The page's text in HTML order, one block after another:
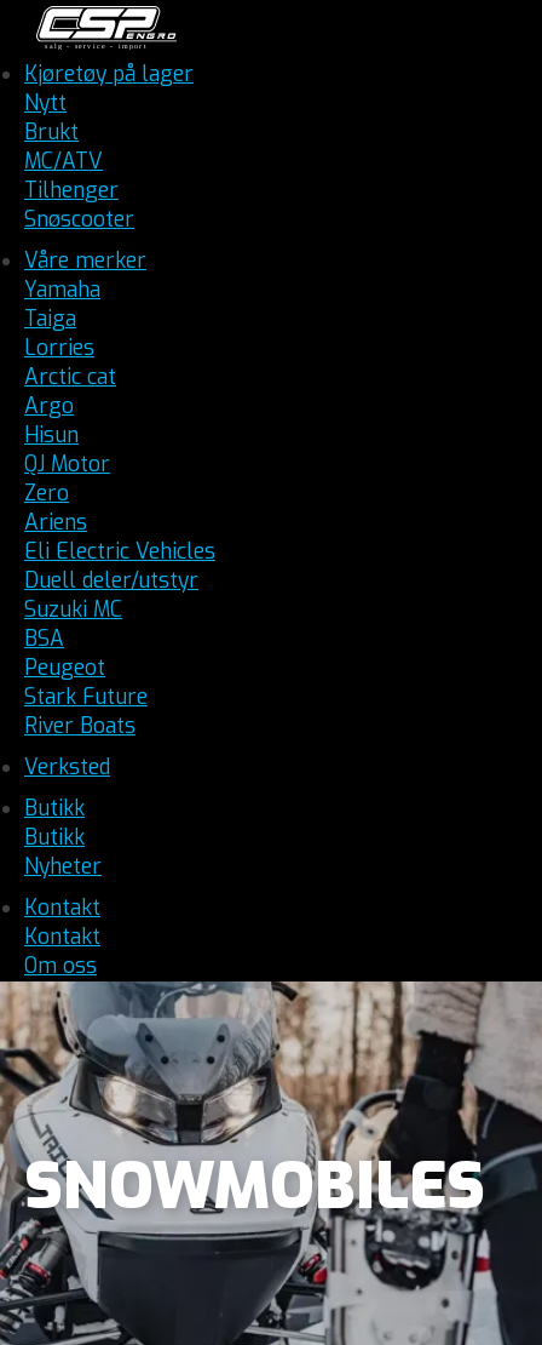
Kjøretøy på lager
Nytt
Brukt
MC/ATV
Tilhenger
Snøscooter
Våre merker
Yamaha
Taiga
Lorries
Arctic cat
Argo
Hisun
QJ Motor
Zero
Ariens
Eli Electric Vehicles
Duell deler/utstyr
Suzuki MC
BSA
Peugeot
Stark Future
River Boats
Verksted
Butikk
Butikk
Nyheter
Kontakt
Kontakt
Om oss
SNOWMOBILES